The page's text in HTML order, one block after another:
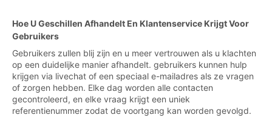
Hoe U Geschillen Afhandelt En Klantenservice Krijgt Voor
Gebruikers
Gebruikers zullen blij zijn en u meer vertrouwen als u klachten
op een duidelijke manier afhandelt. gebruikers kunnen hulp
krijgen via livechat of een speciaal e-mailadres als ze vragen
of zorgen hebben. Elke dag worden alle contacten
gecontroleerd, en elke vraag krijgt een uniek
referentienummer zodat de voortgang kan worden gevolgd.